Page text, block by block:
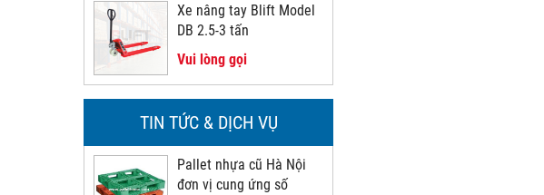
Xe nâng tay Blift Model
DB 2.5-3 tấn
Vui lòng gọi
TIN TỨC & DỊCH VỤ
Pallet nhựa cũ Hà Nội
đơn vị cung ứng số